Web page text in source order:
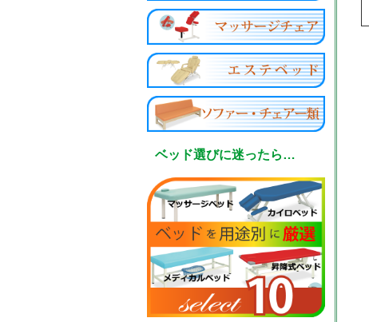
ベッド選びに迷ったら…